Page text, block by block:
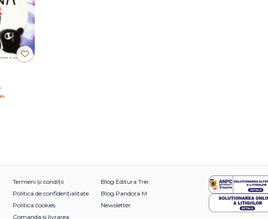
Termeni și condiții
Politica de confidențialitate
Politica cookies
Comanda si livrarea
Blog Editura Trei
Blog Pandora M
Newsletter